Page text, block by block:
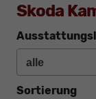
Skoda
Sortierung